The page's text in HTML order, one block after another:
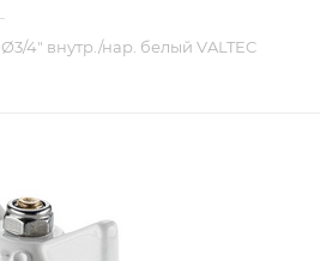
4" внутр./нар. белый VALTEC